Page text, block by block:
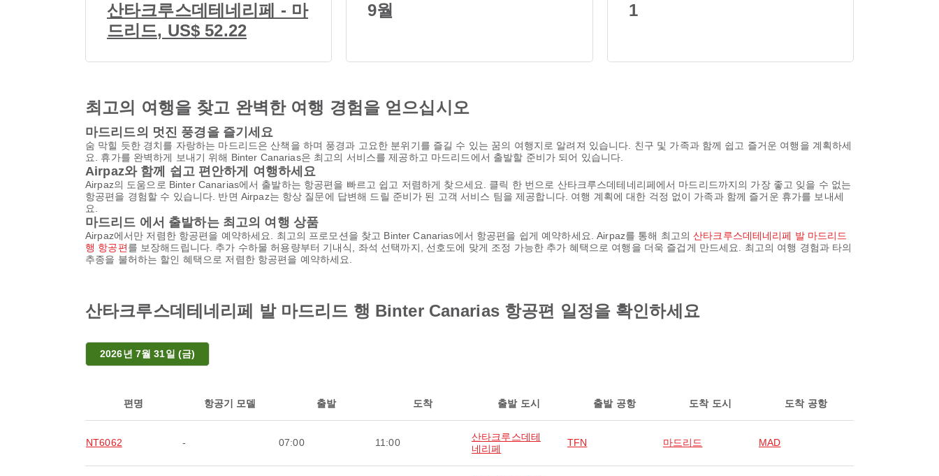
산타크루스데테네리페 - 마
드리드, US$ 52.22
9월 1
최고의 여행을 찾고 완벽한 여행 경험을 얻으십시오
마드리드의 멋진 풍경을 즐기세요
숨 막힐 듯한 경치를 자랑하는 마드리드은 산책을 하며 풍경과 고요한 분위기를 즐길 수 있는 꿈의 여행지로 알려져 있습니다. 친구 및 가족과 함께 쉽고 즐거운 여행을 계획하세
요. 휴가를 완벽하게 보내기 위해 Binter Canarias은 최고의 서비스를 제공하고 마드리드에서 출발할 준비가 되어 있습니다.
Airpaz와 함께 쉽고 편안하게 여행하세요
Airpaz의 도움으로 Binter Canarias에서 출발하는 항공편을 빠르고 쉽고 저렴하게 찾으세요. 클릭 한 번으로 산타크루스데테네리페에서 마드리드까지의 가장 좋고 잊을 수 없는
항공편을 경험할 수 있습니다. 반면 Airpaz는 항상 질문에 답변해 드릴 준비가 된 고객 서비스 팀을 제공합니다. 여행 계획에 대한 걱정 없이 가족과 함께 즐거운 휴가를 보내세
요.
마드리드 에서 출발하는 최고의 여행 상품
Airpaz에서만 저렴한 항공편을 예약하세요. 최고의 프로모션을 찾고 Binter Canarias에서 항공편을 쉽게 예약하세요. Airpaz를 통해 최고의산타크루스데테네리페 발 마드리드
행 항공편를 보장해드립니다. 추가 수하물 허용량부터 기내식, 좌석 선택까지, 선호도에 맞게 조정 가능한 추가 혜택으로 여행을 더욱 즐겁게 만드세요. 최고의 여행 경험과 타의
추종을 불허하는 할인 혜택으로 저렴한 항공편을 예약하세요.
산타크루스데테네리페 발 마드리드 행 Binter Canarias 항공편 일정을 확인하세요
2026년 7월 31일 (금)
편명 항공기 모델 출발 도착 출발 도시 출발 공항 도착 도시 도착 공항
NT6062 - 07:00 11:00
산타크루스데테
네리페
TFN 마드리드 MAD